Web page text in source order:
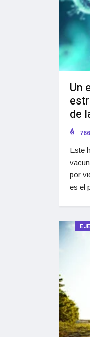
Un
de
766
Este
por
es el